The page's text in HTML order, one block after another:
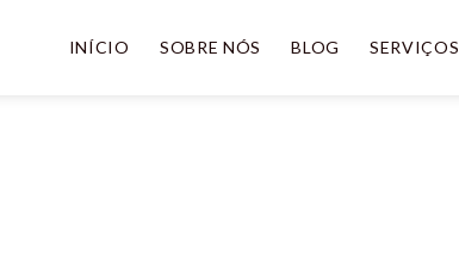
SERVIÇOS
BLOG
SOBRE NÓS
INÍCIO